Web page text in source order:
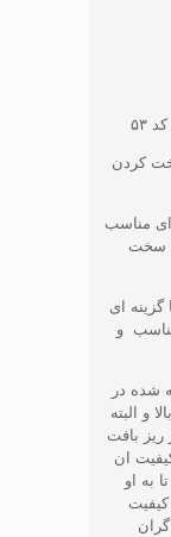
۵۳
کردن
ای مناسب
سخت
گزینه ای
و
شده در
و البته
بافت
ان
به او